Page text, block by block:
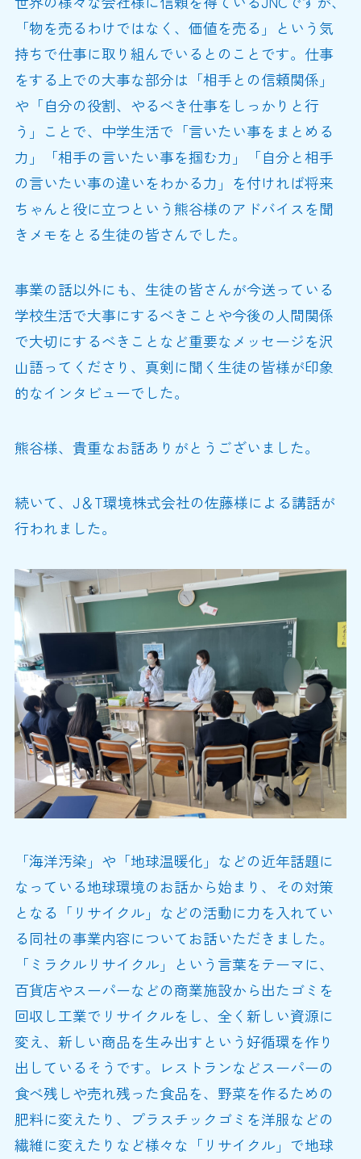
「物を売るわけではなく、価値を売る」という気
持ちで仕事に取り組んでいるとのことです。仕事
をする上での大事な部分は「相手との信頼関係」
や「自分の役割、やるべき仕事をしっかりと行
う」ことで、中学生活で「言いたい事をまとめる
力」「相手の言いたい事を掴む力」「自分と相手
の言いたい事の違いをわかる力」を付ければ将来
ちゃんと役に立つという熊谷様のアドバイスを聞
きメモをとる生徒の皆さんでした。
事業の話以外にも、生徒の皆さんが今送っている
学校生活で大事にするべきことや今後の人間関係
で大切にするべきことなど重要なメッセージを沢
山語ってくださり、真剣に聞く生徒の皆様が印象
的なインタビューでした。
熊谷様、貴重なお話ありがとうございました。
続いて、J＆T環境株式会社の佐藤様による講話が
行われました。
「海洋汚染」や「地球温暖化」などの近年話題に
なっている地球環境のお話から始まり、その対策
となる「リサイクル」などの活動に力を入れてい
る同社の事業内容についてお話いただきました。
「ミラクルリサイクル」という言葉をテーマに、
百貨店やスーパーなどの商業施設から出たゴミを
回収し工業でリサイクルをし、全く新しい資源に
変え、新しい商品を生み出すという好循環を作り
出しているそうです。レストランなどスーパーの
食べ残しや売れ残った食品を、野菜を作るための
肥料に変えたり、プラスチックゴミを洋服などの
繊維に変えたりなど様々な「リサイクル」で地球